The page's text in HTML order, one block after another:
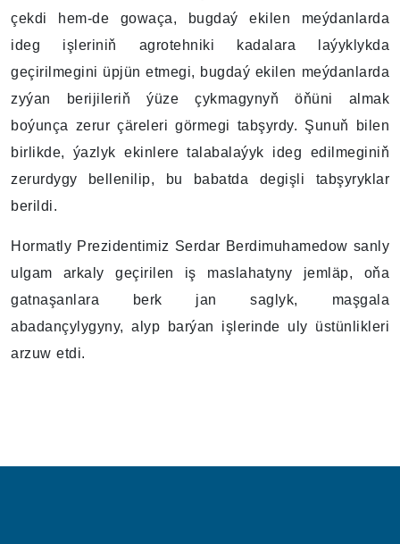
çekdi hem-de gowaça, bugdaý ekilen meýdanlarda
ideg işleriniň agrotehniki kadalara laýyklykda
geçirilmegini üpjün etmegi, bugdaý ekilen meýdanlarda
zyýan berijileriň ýüze çykmagynyň öňüni almak
boýunça zerur çäreleri görmegi tabşyrdy. Şunuň bilen
birlikde, ýazlyk ekinlere talabalaýyk ideg edilmeginiň
zerurdygy bellenilip, bu babatda degişli tabşyryklar
berildi.
Hormatly Prezidentimiz Serdar Berdimuhamedow sanly
ulgam arkaly geçirilen iş maslahatyny jemläp, oňa
gatnaşanlara berk jan saglyk, maşgala
abadançylygyny, alyp barýan işlerinde uly üstünlikleri
arzuw etdi.